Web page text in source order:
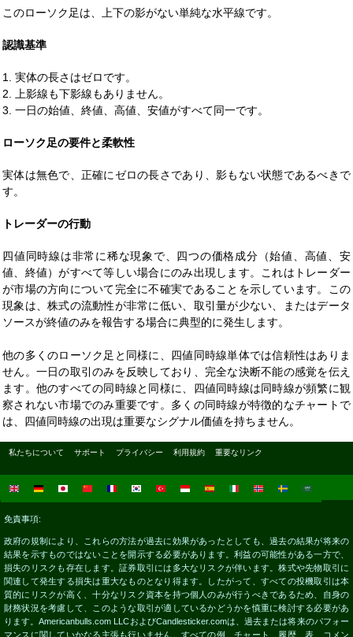
このローソク足は、上下の影がない単純な水平線です。
認識基準
1. 実体の長さはゼロです。
2. 上影線も下影線もありません。
3. 一日の始値、終値、高値、安値がすべて同一です。
ローソク足の要件と柔軟性
実体は無色で、正確にゼロの長さであり、影もない状態であるべきで
す。
トレーダーの行動
四値同時線は非常に稀な現象で、四つの価格成分（始値、高値、安
値、終値）がすべて等しい場合にのみ出現します。これはトレーダー
が市場の方向について完全に不確実であることを示しています。この
現象は、株式の流動性が非常に低い、取引量が少ない、またはデータ
ソースが終値のみを報告する場合に典型的に発生します。
他の多くのローソク足と同様に、四値同時線単体では信頼性はありま
せん。一日の取引のみを反映しており、完全な決断不能の感覚を伝え
ます。他のすべての同時線と同様に、四値同時線は同時線が頻繁に観
察されない市場でのみ重要です。多くの同時線が特徴的なチャートで
は、四値同時線の出現は重要なシグナル価値を持ちません。
私たちについて サポート プライバシー 利用規約 重要なリンク
免責事項:
政府の規制により、これらの方法が過去に効果があったとしても、過去の結果が将来の
結果を示すものではないことを開示する必要があります。利益の可能性がある一方で、
損失のリスクも存在します。証券取引には多大なリスクが伴います。株式や先物取引に
関連して発生する損失は重大なものとなり得ます。したがって、すべての投機取引は本
質的にリスクが高く、十分なリスク資本を持つ個人のみが行うべきであるため、自身の
財務状況を考慮して、このような取引が適しているかどうかを慎重に検討する必要があ
ります。Americanbulls.com LLCおよびCandlesticker.comは、過去または将来のパフォー
マンスに関していかなる主張も行いません。すべての例、チャート、履歴、表、コメン